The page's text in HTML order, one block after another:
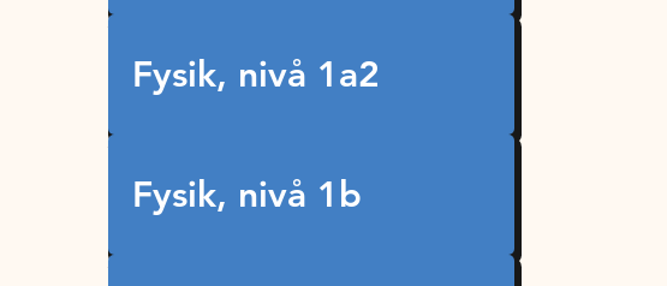
Fysik, nivå 1a2
Fysik, nivå 1b